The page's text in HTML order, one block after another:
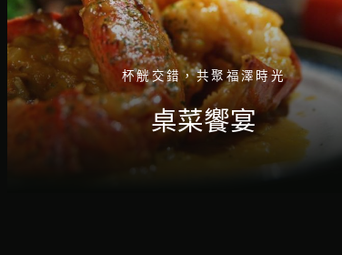
杯觥交錯，共聚福澤時光
桌菜饗宴